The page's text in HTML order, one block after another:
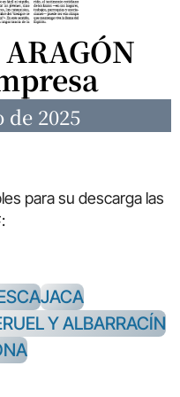
2025
para su descarga las
JACA
Y ALBARRACÍN